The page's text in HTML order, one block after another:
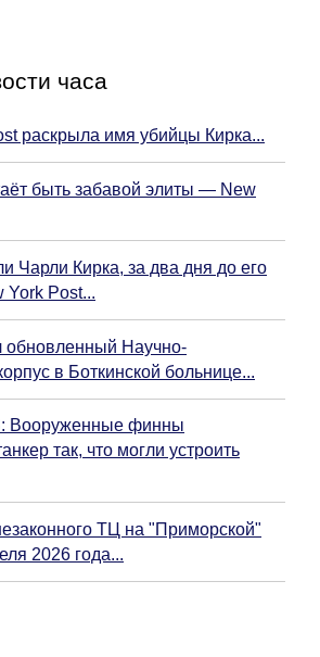
часа
раскрыла имя убийцы Кирка...
быть забавой элиты — New
Чарли Кирка, за два дня до его
Post...
обновленный Научно-
в Боткинской больнице...
Вооруженные финны
так, что могли устроить
ТЦ на "Приморской"
2026 года...